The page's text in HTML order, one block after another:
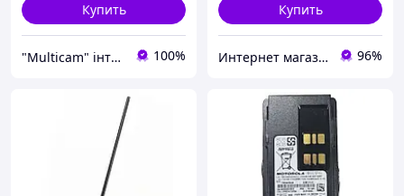
Купить
"Multicam" інтернет магазин 100%
Купить
Интернет магазин Store7 96%